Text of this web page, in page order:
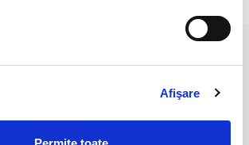
Afişare
ASEMANATOARE